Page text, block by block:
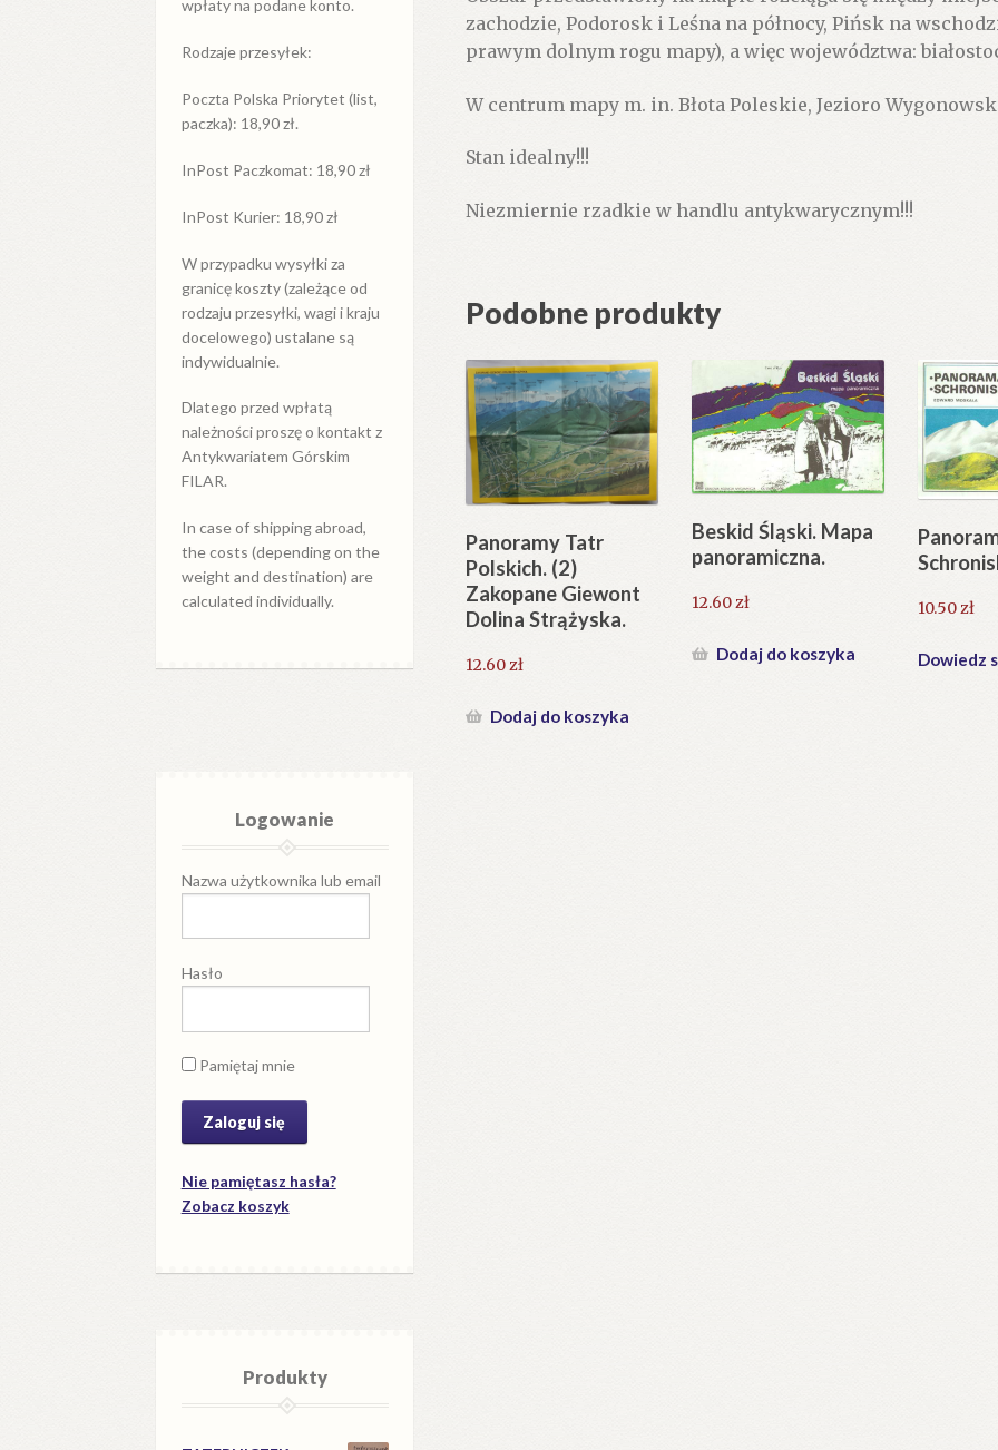
zachodzie, Podorosk i Leśna na północy, Pińsk na
prawym dolnym rogu mapy), a więc województwa:
W centrum mapy m. in. Błota Poleskie, Jezioro
Stan idealny!!!
Niezmiernie rzadkie w handlu antykwarycznym!!!
Podobne produkty
Panoramy Tatr
Polskich. (2)
Zakopane Giewont
Dolina Strążyska.
12.60zł
Dodaj do koszyka
Beskid Śląski. Mapa
panoramiczna.
12.60zł
Dodaj do koszyka
10.50zł
Dowiedz
wpłaty na podane konto.
Rodzaje przesyłek:
Poczta Polska Priorytet (list,
paczka): 18,90 zł.
InPost Paczkomat: 18,90 zł
InPost Kurier: 18,90 zł
W przypadku wysyłkiza
granicękoszty (zależące od
rodzaju przesyłki, wagi i kraju
docelowego) ustalane są
indywidualnie.
Dlatego przed wpłatą
należności proszę o kontakt z
Antykwariatem Górskim
FILAR.
In case of shipping abroad,
the costs (depending on the
weight and destination) are
calculated individually.
Logowanie
Nazwa użytkownika lub email
Hasło
Pamiętaj mnie
Nie pamiętasz hasła?
Zobacz koszyk
Produkty